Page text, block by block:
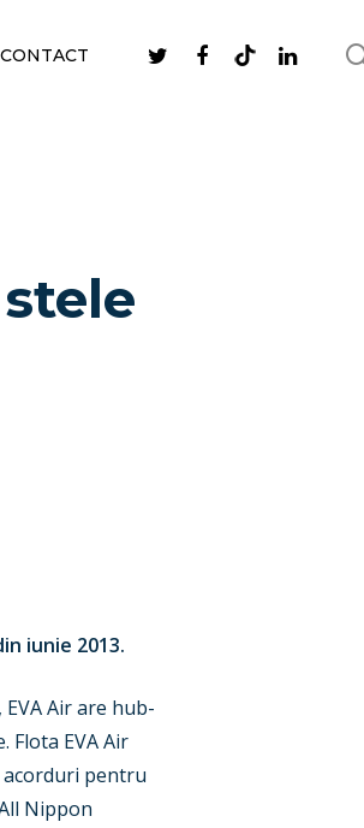
CONTACT
iunie 2013.
Air are hub-
EVA Air
acorduri pentru
Nippon